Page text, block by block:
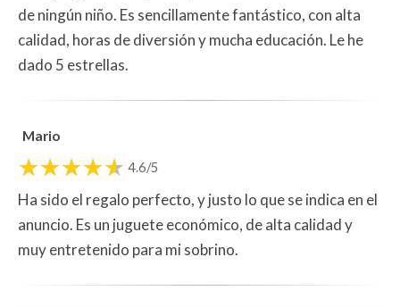
de ningún niño. Es sencillamente fantástico, con alta
calidad, horas de diversión y mucha educación. Le he
dado 5 estrellas.
Mario
4.6/5
Ha sido el regalo perfecto, y justo lo que se indica en el
anuncio. Es un juguete económico, de alta calidad y
muy entretenido para mi sobrino.